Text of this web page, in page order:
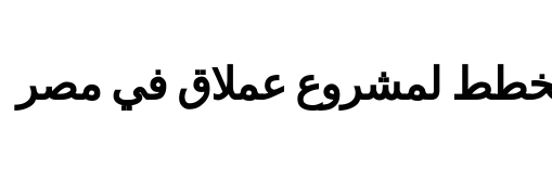
تخطط لمشروع عملاق في مصر